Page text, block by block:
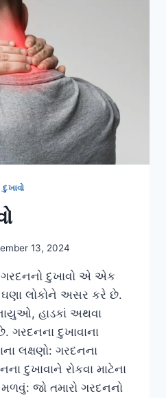
દુખાવો
13, 2024
ગરદનનો દુખાવો એ એક
લોકોને અસર કરે છે.
હાડકાં અથવા
દુખાવાના
લક્ષણો: ગરદનના
દુખાવાને રોકવા માટેના
જો તમારો ગરદનનો